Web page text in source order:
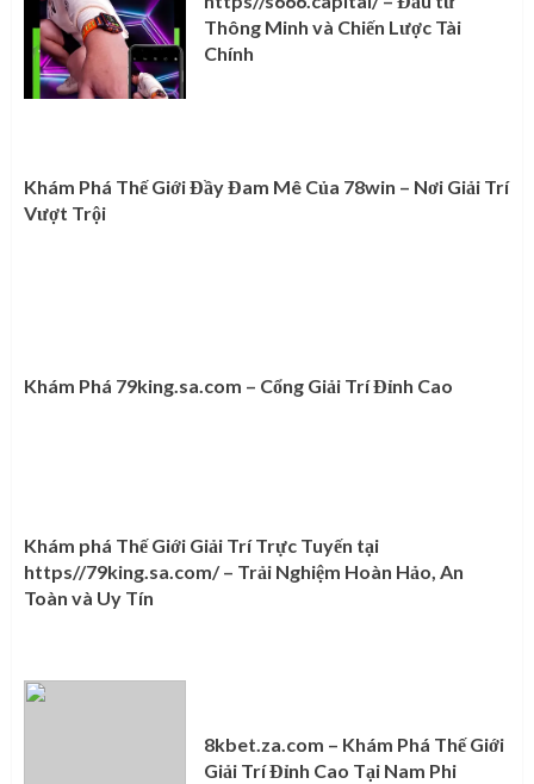
Thông Minh và Chiến Lược Tài
Chính
Khám Phá Thế Giới Đầy Đam Mê Của 78win – Nơi Giải Trí
Vượt Trội
Khám Phá 79king.sa.com – Cổng Giải Trí Đỉnh Cao
Khám phá Thế Giới Giải Trí Trực Tuyến tại
https//79king.sa.com/ – Trải Nghiệm Hoàn Hảo, An
Toàn và Uy Tín
8kbet.za.com – Khám Phá Thế Giới
Giải Trí Đỉnh Cao Tại Nam Phi